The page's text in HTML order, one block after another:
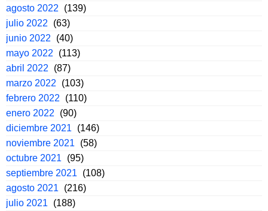
agosto 2022
(139)
julio 2022
(63)
junio 2022
(40)
mayo 2022
(113)
abril 2022
(87)
marzo 2022
(103)
febrero 2022
(110)
enero 2022
(90)
diciembre 2021
(146)
noviembre 2021
(58)
octubre 2021
(95)
septiembre 2021
(108)
agosto 2021
(216)
julio 2021
(188)